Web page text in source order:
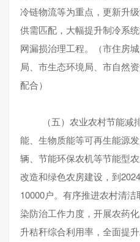
冷链物流等为重点，更新升
供需匹配，大幅提升制冷系
网漏损治理工程。（市住房
局、市生态环境局、市自然
配合）
（五）农业农村节能
能、生物质能等可再生能源
辆、节能环保农机等节能型
改造和绿色农房建设，到
10000户。有序推进农村清
染防治工作力度，开展农药
升秸秆综合利用率，全面提